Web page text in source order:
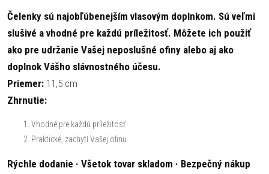
Čelenky sú najobľúbenejším vlasovým doplnkom. Sú veľmi
slušivé a vhodné pre každú príležitosť. Môžete ich použiť
ako pre udržanie Vašej neposlušné ofiny alebo aj ako
doplnok Vášho slávnostného účesu.
Priemer: 11,5 cm
Zhrnutie:
Vhodné pre každú príležitosť
Praktické, zachytí Vašej ofinu
Rýchle dodanie · Všetok tovar skladom · Bezpečný nákup